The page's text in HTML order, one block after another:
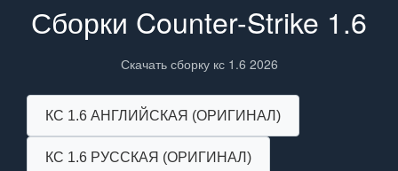
Сборки Counter-Strike 1.6
Скачать сборку кс 1.6 2026
КС 1.6 АНГЛИЙСКАЯ (ОРИГИНАЛ)
КС 1.6 РУССКАЯ (ОРИГИНАЛ)